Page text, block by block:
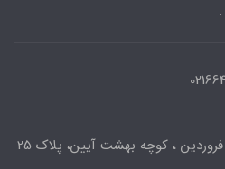
، کوچه بهشت آیین، پلاک 25